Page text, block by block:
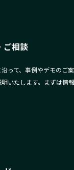
ご相談
って、事例やデモのご
いたします。まずは情